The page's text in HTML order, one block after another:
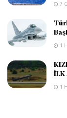
7
1
İLK
1